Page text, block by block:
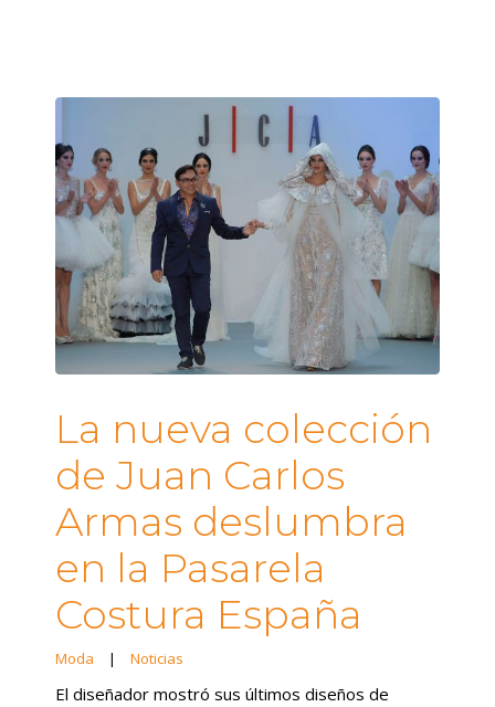
La nueva colección
de Juan Carlos
Armas deslumbra
en la Pasarela
Costura España
Moda | Noticias
El diseñador mostró sus últimos diseños de